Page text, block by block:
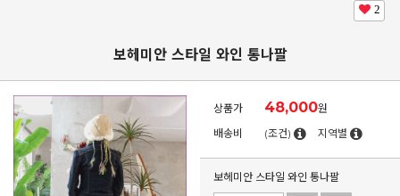
2
보헤미안 스타일 와인 통나팔
상품가 48,000원
배송비
(조건) 지역별
보헤미안 스타일 와인 통나팔